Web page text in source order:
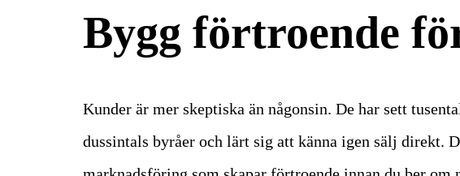
Bygg förtroende
Kunder är mer skeptiska än någonsin. De har sett
dussintals byråer och lärt sig att känna igen sälj direkt.